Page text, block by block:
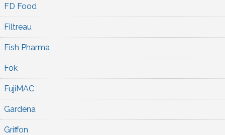
FD Food
Filtreau
Fish Pharma
Fok
FujiMAC
Gardena
Griffon